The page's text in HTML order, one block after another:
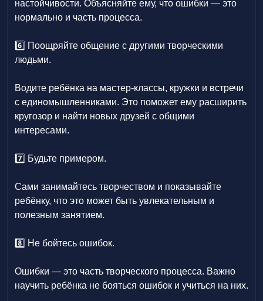
настойчивости. Объясняйте ему, что ошибки — это
нормально и часть процесса.
6️⃣ Поощряйте общение с другими творческими
людьми.
Водите ребёнка на мастер-классы, кружки и встречи
с единомышленниками. Это поможет ему расширить
кругозор и найти новых друзей с общими
интересами.
7️⃣ Будьте примером.
Сами занимайтесь творчеством и показывайте
ребёнку, что это может быть увлекательным и
полезным занятием.
8️⃣ Не бойтесь ошибок.
Ошибки — это часть творческого процесса. Важно
научить ребёнка не бояться ошибок и учиться на них.